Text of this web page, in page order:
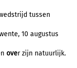
tussen
10 augustus
over zijn natuurlijk.